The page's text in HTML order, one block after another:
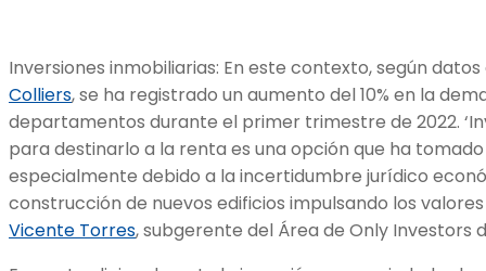
Inversiones inmobiliarias: En este contexto, según
Colliers, se ha registrado un aumento del 10% en la
departamentos durante el primer trimestre de 2022.
para destinarlo a la renta es una opción que ha
especialmente debido a la incertidumbre jurídico
construcción de nuevos edificios impulsando los
Vicente Torres, subgerente del Área de Only Investors